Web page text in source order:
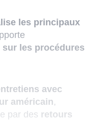
les principaux
les procédures
avec
américain,
par des retours